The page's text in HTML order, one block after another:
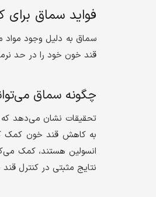
فواید سماق
سماق به دلیل وجود مواد
قند خون خود را در حد
چگونه سماق
تحقیقات نشان می‌دهد
به کاهش قند خون کمک
انسولین هستند، کمک
نتایج مثبتی در کنترل